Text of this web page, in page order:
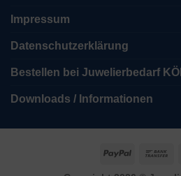
Impressum
Datenschutzerklärung
Bestellen bei Juwelierbedarf
Downloads / Informationen
PayPal